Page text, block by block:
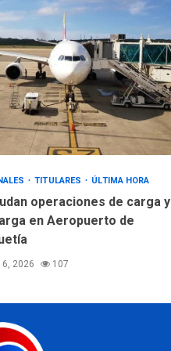
TITULARES ÚLTIMA HORA
operaciones de carga y
en Aeropuerto de
2026 107